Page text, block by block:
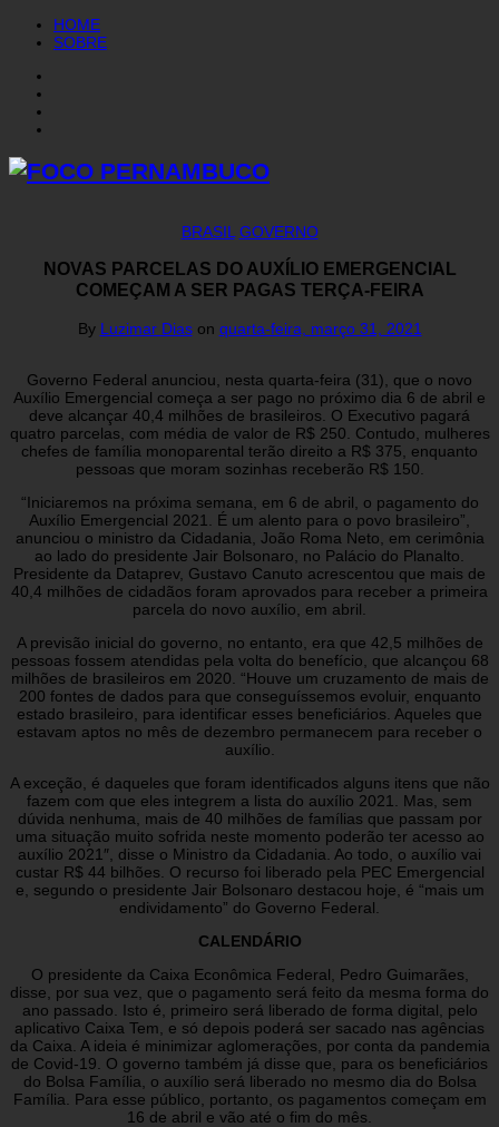
HOME
SOBRE
BRASIL GOVERNO
NOVAS PARCELAS DO AUXÍLIO EMERGENCIAL
COMEÇAM A SER PAGAS TERÇA-FEIRA
By Luzimar Dias on quarta-feira, março 31, 2021
Governo Federal anunciou, nesta quarta-feira (31), que o novo
Auxílio Emergencial começa a ser pago no próximo dia 6 de abril e
deve alcançar 40,4 milhões de brasileiros. O Executivo pagará
quatro parcelas, com média de valor de R$ 250. Contudo, mulheres
chefes de família monoparental terão direito a R$ 375, enquanto
pessoas que moram sozinhas receberão R$ 150.
“Iniciaremos na próxima semana, em 6 de abril, o pagamento do
Auxílio Emergencial 2021. É um alento para o povo brasileiro”,
anunciou o ministro da Cidadania, João Roma Neto, em cerimônia
ao lado do presidente Jair Bolsonaro, no Palácio do Planalto.
Presidente da Dataprev, Gustavo Canuto acrescentou que mais de
40,4 milhões de cidadãos foram aprovados para receber a primeira
parcela do novo auxílio, em abril.
A previsão inicial do governo, no entanto, era que 42,5 milhões de
pessoas fossem atendidas pela volta do benefício, que alcançou 68
milhões de brasileiros em 2020. “Houve um cruzamento de mais de
200 fontes de dados para que conseguíssemos evoluir, enquanto
estado brasileiro, para identificar esses beneficiários. Aqueles que
estavam aptos no mês de dezembro permanecem para receber o
auxílio.
A exceção, é daqueles que foram identificados alguns itens que não
fazem com que eles integrem a lista do auxílio 2021. Mas, sem
dúvida nenhuma, mais de 40 milhões de famílias que passam por
uma situação muito sofrida neste momento poderão ter acesso ao
auxílio 2021″, disse o Ministro da Cidadania. Ao todo, o auxílio vai
custar R$ 44 bilhões. O recurso foi liberado pela PEC Emergencial
e, segundo o presidente Jair Bolsonaro destacou hoje, é “mais um
endividamento” do Governo Federal.
CALENDÁRIO
O presidente da Caixa Econômica Federal, Pedro Guimarães,
disse, por sua vez, que o pagamento será feito da mesma forma do
ano passado. Isto é, primeiro será liberado de forma digital, pelo
aplicativo Caixa Tem, e só depois poderá ser sacado nas agências
da Caixa. A ideia é minimizar aglomerações, por conta da pandemia
de Covid-19. O governo também já disse que, para os beneficiários
do Bolsa Família, o auxílio será liberado no mesmo dia do Bolsa
Família. Para esse público, portanto, os pagamentos começam em
16 de abril e vão até o fim do mês.